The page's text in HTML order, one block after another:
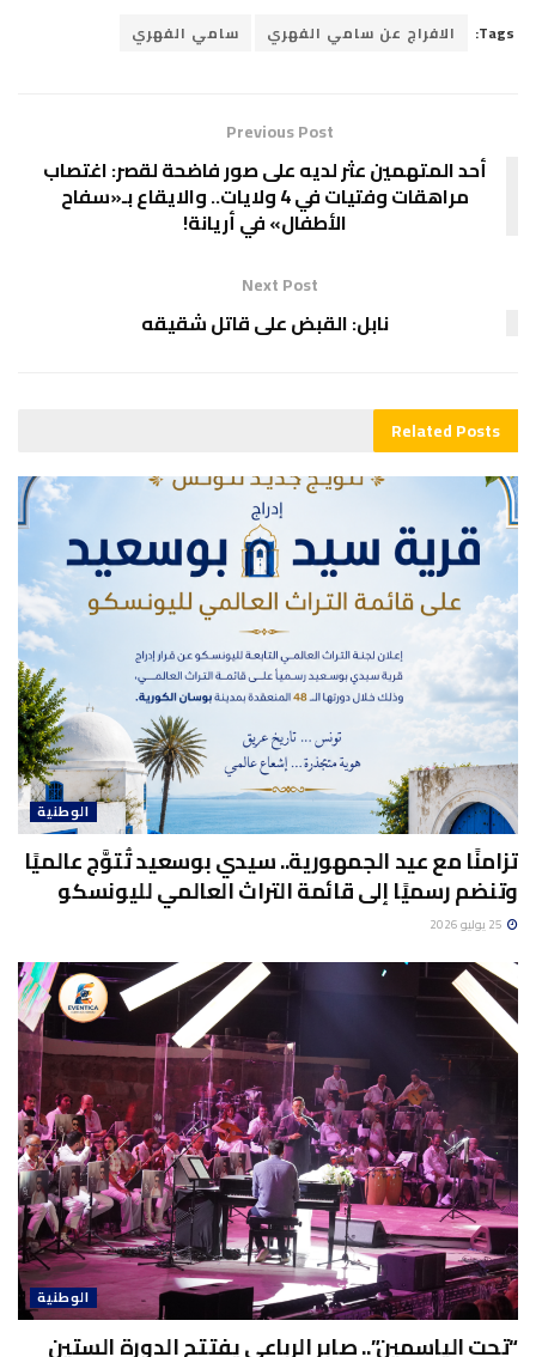
Tags: الافراج عن سامي الفهري سامي الفهري
Previous Post
أحد المتهمين عثر لديه على صور فاضحة لقصر: اغتصاب
مراهقات وفتيات في 4 ولايات.. والايقاع بـ«سفاح
الأطفال» في أريانة!
Next Post
نابل: القبض على قاتل شقيقه
RelatedPosts
الوطنية
تزامنًا مع عيد الجمهورية.. سيدي بوسعيد تُتوَّج عالميًا
وتنضم رسميًا إلى قائمة التراث العالمي لليونسكو
الوطنية
“تحت الياسمين”.. صابر الرباعي يفتتح الدورة الستين